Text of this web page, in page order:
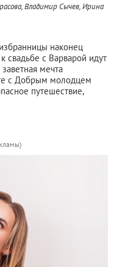
Владимир Сычев, Ирина
наконец
свадьбе с Варварой идут
мечта
с Добрым молодцем
путешествие,